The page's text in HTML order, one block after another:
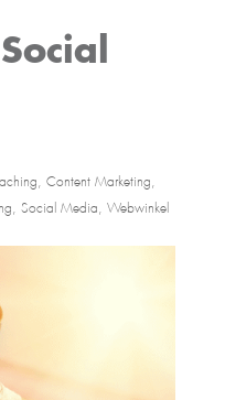
Content Marketing
Social Media Webwinkel